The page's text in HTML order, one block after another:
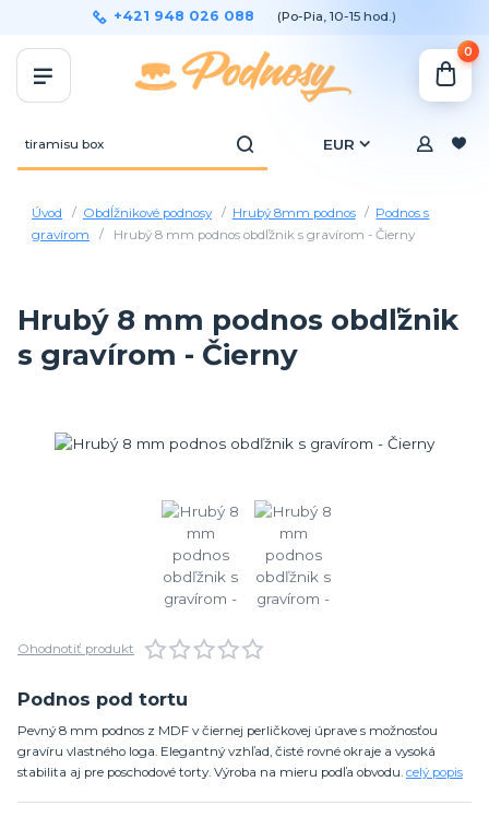
EUR
+421 948 026 088 (Po-Pia, 10-15 hod.)
0
Úvod Obdĺžnikové podnosy Hrubý 8mm podnos
Podnos s
gravírom
Hrubý 8 mm podnos obdľžnik s gravírom - Čierny
Hrubý 8 mm podnos obdľžnik
s gravírom - Čierny
Ohodnotiť produkt
Podnos pod tortu
Pevný 8 mm podnos z MDF v čiernej perličkovej úprave s možnosťou
gravíru vlastného loga. Elegantný vzhľad, čisté rovné okraje a vysoká
stabilita aj pre poschodové torty. Výroba na mieru podľa obvodu. celý popis